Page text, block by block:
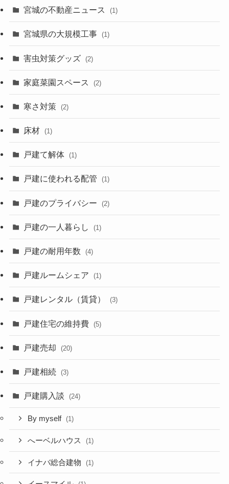
宮城の不動産ニュース (1)
宮城県の大規模工事 (1)
害虫対策グッズ (2)
家庭菜園スペース (2)
寒さ対策 (2)
床材 (1)
戸建て解体 (1)
戸建に使われる配管 (1)
戸建のプライバシー (2)
戸建の一人暮らし (1)
戸建の耐用年数 (4)
戸建ルームシェア (1)
戸建レンタル（賃貸） (3)
戸建住宅の維持費 (5)
戸建売却 (20)
戸建相続 (3)
戸建購入談 (24)
By myself (1)
へーベルハウス (1)
イナバ総合建物 (1)